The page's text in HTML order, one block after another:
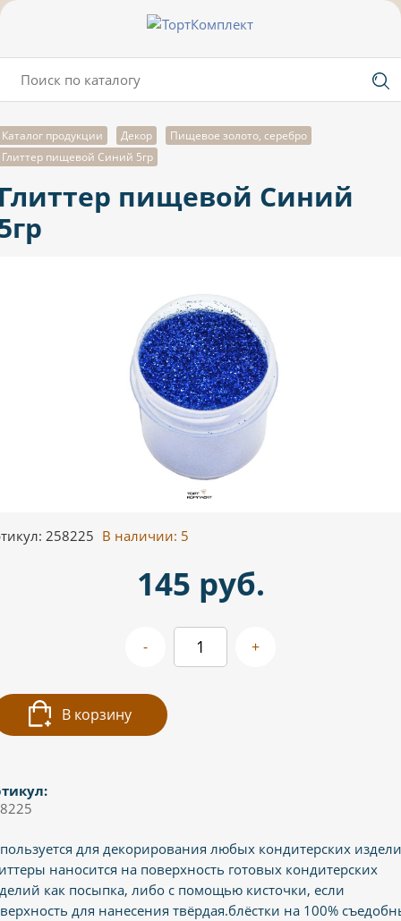
Каталог продукции Декор
Пищевое золото, серебро
Глиттер пищевой Синий 5гр
пищевой Синий
258225 В наличии: 5
145 руб.
- +
В корзину
для декорирования любых кондитерских
наносится на поверхность готовых кондитерских
как посыпка, либо с помощью кисточки, если
для нанесения твёрдая.блёстки на 100%